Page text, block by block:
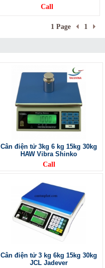
Call
1 Page 1
Cân điện tử 3kg 6 kg 15kg 30kg
HAW Vibra Shinko
Call
Cân điện tử 3 kg 6kg 15kg 30kg
JCL Jadever